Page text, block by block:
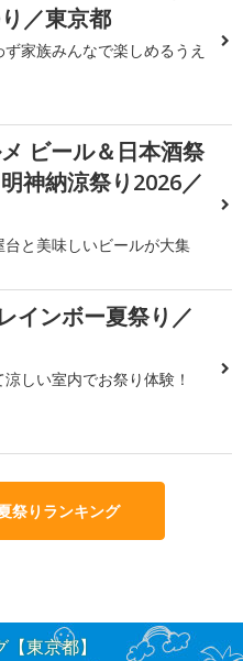
／東京都
家族みんなで楽しめるうえ
ビール＆日本酒祭
神納涼祭り2026／
台と美味しいビールが大集
インボー夏祭り／
しい室内でお祭り体験！
祭りランキング
東京都】